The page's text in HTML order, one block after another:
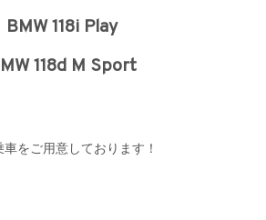
BMW 118i Play
118d M Sport
車をご用意しております！